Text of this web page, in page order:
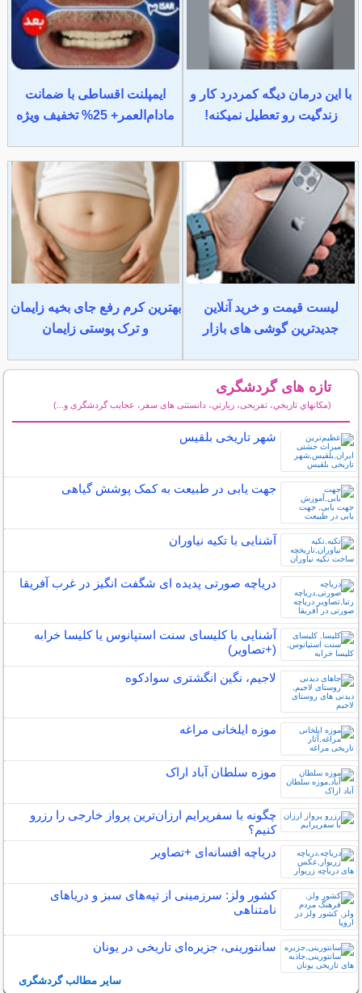
با این درمان دیگه کمردرد کار و
زندگیت رو تعطیل نمیکنه!
ایمپلنت اقساطی با ضمانت
مادام‌العمر+ 25% تخفیف ویژه
لیست قیمت و خرید آنلاین
جدیدترین گوشی های بازار
بهترین کرم رفع جای بخیه زایمان
و ترک پوستی زایمان
تازه های گردشگری
(مكانهاي تاريخي، تفریحی، زيارتي، دانستنی های سفر، عجایب گردشگری و...)
شهر تاریخی بلقیس
جهت یابی در طبیعت به کمک پوشش گیاهی
آشنایی با تکیه نیاوران
دریاچه صورتی پدیده ای شگفت انگیز در غرب آفریقا
آشنایی با کلیسای سنت استپانوس یا کلیسا خرابه
(+تصاویر)
لاجیم، نگین انگشتری سوادکوه
موزه ایلخانی مراغه
موزه سلطان آباد اراک
چگونه با سفرپرایم ارزان‌ترین پرواز خارجی را رزرو
کنیم؟
دریاچه افسانه‌ای +تصاویر
کشور ولز: سرزمینی از تپه‌های سبز و دریاهای
نامتناهی
سانتورینی، جزیره‌ای تاریخی در یونان
سایر مطالب گردشگری